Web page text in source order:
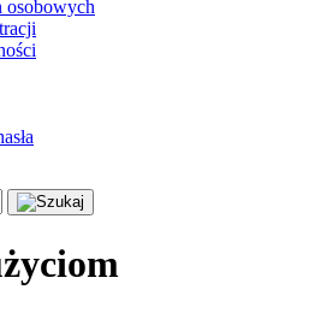
osobowych